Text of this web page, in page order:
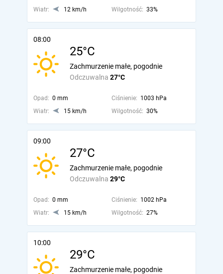
Wiatr: 12 km/h Wilgotność: 33%
08:00
25°C
Odczuwalna 27°C
Zachmurzenie małe, pogodnie
Opad: 0 mm Ciśnienie: 1003 hPa
Wiatr:
15 km/h Wilgotność: 30%
09:00
27°C
Odczuwalna 29°C
Zachmurzenie małe, pogodnie
Opad: 0 mm Ciśnienie: 1002 hPa
Wiatr:
15 km/h Wilgotność: 27%
10:00
29°C
Zachmurzenie małe, pogodnie